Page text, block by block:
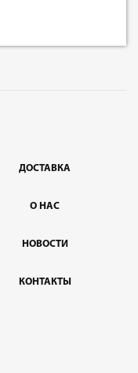
ДОСТАВКА
О НАС
НОВОСТИ
КОНТАКТЫ